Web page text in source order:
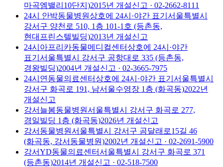
마곡엠밸리10단지)2015년 개설신고 · 02-2662-8111
24시 안박동물병원상호에 24시·야간 표기 서울특별시
강서구 양천로 510, 1층 101-1호 (등촌동,
현대프린스텔빌딩)2013년 개설신고
24시아프리카동물메디컬센터상호에 24시·야간
표기 서울특별시 강서구 공항대로 335 (등촌동,
경왕빌딩)2004년 개설신고 · 02-3665-7975
24시연동물의료센터상호에 24시·야간 표기 서울특별시
강서구 화곡로 191, 남서울수영장 1층 (화곡동)2022년
개설신고
강서늘봄동물병원서울특별시 강서구 화곡로 277,
경일빌딩 1층 (화곡동)2026년 개설신고
강서동물병원서울특별시 강서구 곰달래로15길 46
(화곡동, 강서동물병원)2002년 개설신고 · 02-2691-5900
강서YD동물의료센터서울특별시 강서구 화곡로 371
(등촌동)2014년 개설신고 · 02-518-7500